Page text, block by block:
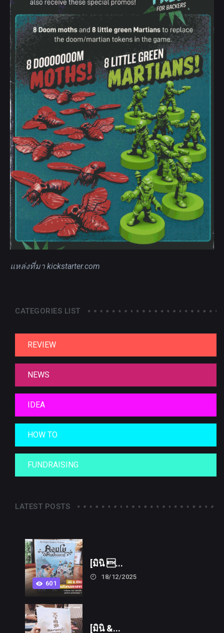
แหล่งที่มา kickstarter.com
CATEGORIES LIST
REVIEW
NEWS
IDEA
HOW TO
FUNDRAISING
LATEST POSTS
601
[มินิ ...
18/12/2025
[มินิ &...